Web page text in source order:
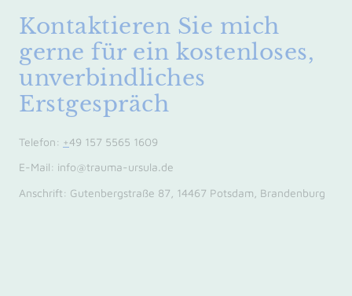
Kontaktieren Sie mich
gerne für ein kostenloses,
unverbindliches
Erstgespräch
Telefon: +49 157 5565 1609
E-Mail: info@trauma-ursula.de
Anschrift: Gutenbergstraße 87, 14467 Potsdam, Brandenburg